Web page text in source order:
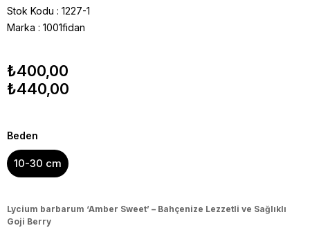
Stok Kodu
1227-1
Marka : 1001fidan
₺400,00
₺440,00
Beden
10-30 cm
Lycium barbarum ‘Amber Sweet’ – Bahçenize Lezzetli ve Sağlıklı
Goji Berry